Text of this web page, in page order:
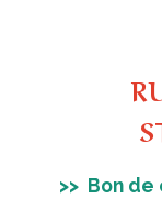
>> Bon de